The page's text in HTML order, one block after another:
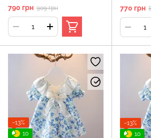
12 месяцев
790 грн 909 грн
см,
770 грн
−13%
10
−13%
10